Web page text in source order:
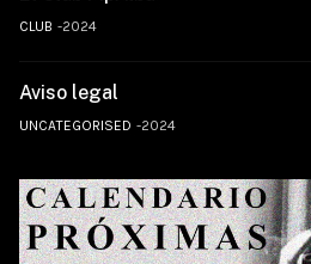
CLUB 2024
Aviso legal
UNCATEGORISED 2024